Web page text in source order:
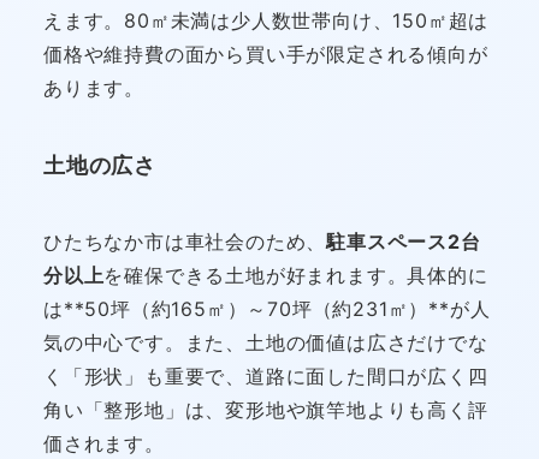
えます。80㎡未満は少人数世帯向け、150㎡超は
価格や維持費の面から買い手が限定される傾向が
あります。
土地の広さ
ひたちなか市は車社会のため、駐車スペース2台
分以上を確保できる土地が好まれます。具体的に
は**50坪（約165㎡）～70坪（約231㎡）**が人
気の中心です。また、土地の価値は広さだけでな
く「形状」も重要で、道路に面した間口が広く四
角い「整形地」は、変形地や旗竿地よりも高く評
価されます。